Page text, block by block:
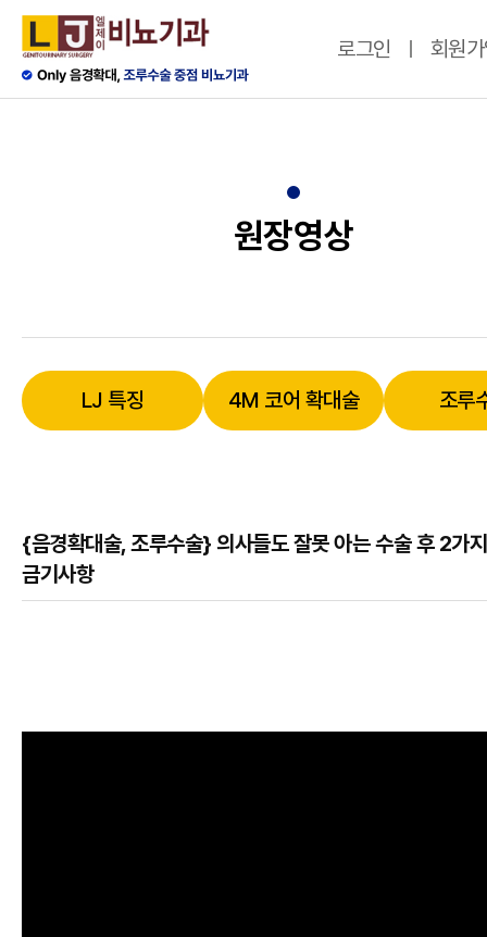
로그인 회원
원장영상
LJ 특징 4M 코어 확대술 조루
{음경확대술, 조루수술} 의사들도 잘못 아는 수술 후 2가
금기사항
본문